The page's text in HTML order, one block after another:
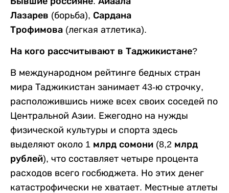
Лазарев (борьба), Сардана
Трофимова (легкая атлетика).
На кого рассчитывают в Таджикистане?
В международном рейтинге бедных стран
мира Таджикистан занимает 43-ю строчку,
расположившись ниже всех своих соседей по
Центральной Азии. Ежегодно на нужды
физической культуры и спорта здесь
выделяют около 1 млрд сомони (8,2 млрд
рублей), что составляет четыре процента
расходов всего госбюджета. Но этих денег
катастрофически не хватает. Местные атлеты